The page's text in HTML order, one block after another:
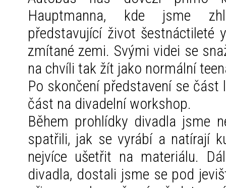
Hauptmanna, kde jsme
představující život šestnáctileté
zmítané zemi. Svými videi se
na chvíli tak žít jako normální
Po skončení představení se
část na divadelní workshop.
Během prohlídky divadla jsme
spatřili, jak se vyrábí a natírají
nejvíce ušetřit na materiálu.
divadla, dostali jsme se pod